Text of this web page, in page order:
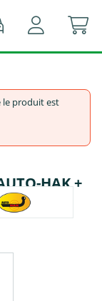
le produit est
HAK +
-